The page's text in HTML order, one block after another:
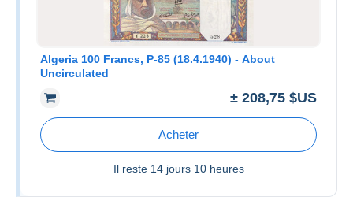
Algeria 100 Francs, P-85 (18.4.1940) - About
Uncirculated
± 208,75 $US
Acheter
Il reste 14 jours 10 heures